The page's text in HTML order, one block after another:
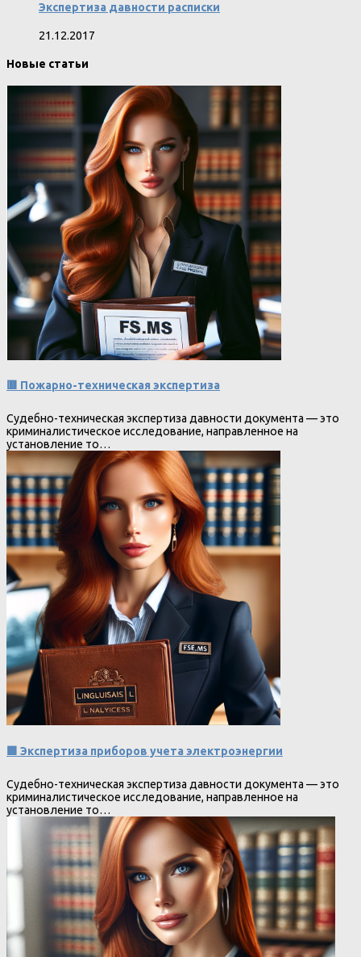
Экспертиза давности расписки
21.12.2017
Новые статьи
🟥 Пожарно-техническая экспертиза
Судебно-техническая экспертиза давности документа — это
криминалистическое исследование, направленное на
установление то…
🟩 Экспертиза приборов учета электроэнергии
Судебно-техническая экспертиза давности документа — это
криминалистическое исследование, направленное на
установление то…